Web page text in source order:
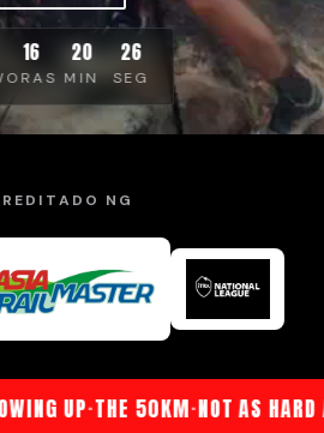
16
ORAS
20
MIN
25
SEG
NG
UP·THE 50KM·NOT AS HARD